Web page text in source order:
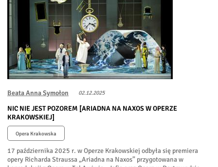
Beata Anna Symołon 02.12.2025
NIC NIE JEST POZOREM [ARIADNA NA NAXOS W OPERZE
KRAKOWSKIEJ]
Opera Krakowska
17 października 2025 r. w Operze Krakowskiej odbyła się premiera
opery Richarda Straussa „Ariadna na Naxos” przygotowana w